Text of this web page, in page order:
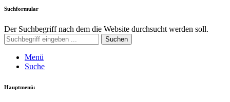
Suchformular
Der Suchbegriff nach dem die Website durchsucht werden soll.
Suchen
Menü
Suche
Hauptmenü: